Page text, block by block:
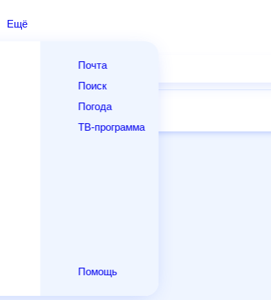
Ещё
Почта
Поиск
Погода
ТВ-программа
Помощь
Выходные